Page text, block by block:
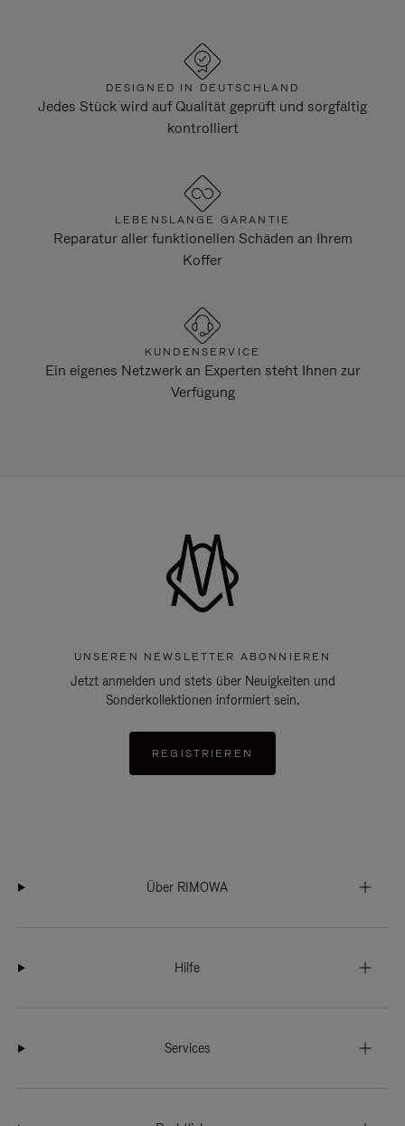
DESIGNED IN DEUTSCHLAND
Jedes Stück wird auf Qualität geprüft und sorgfältig
kontrolliert
LEBENSLANGE GARANTIE
Reparatur aller funktionellen Schäden an Ihrem
Koffer
KUNDENSERVICE
Ein eigenes Netzwerk an Experten steht Ihnen zur
Verfügung
UNSEREN NEWSLETTER ABONNIEREN
Jetzt anmelden und stets über Neuigkeiten und
Sonderkollektionen informiert sein.
REGISTRIEREN
Über RIMOWA
Hilfe
Services